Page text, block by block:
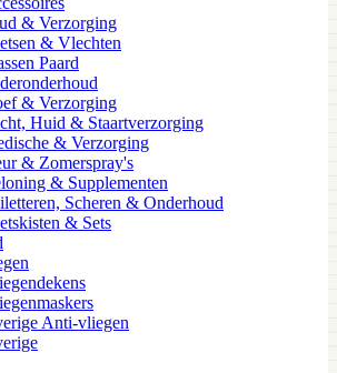
& Verzorging
& Vlechten
Paard
& Verzorging
Huid & Staartverzorging
& Verzorging
& Zomerspray's
& Supplementen
Scheren & Onderhoud
& Sets
Anti-vliegen